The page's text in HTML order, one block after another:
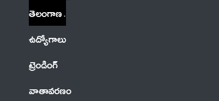
తెలంగాణ
ఉద్యోగాలు
ట్రెండింగ్
వాతావరణం